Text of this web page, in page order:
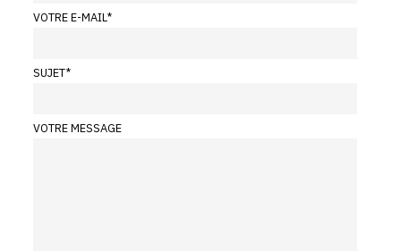
VOTRE E-MAIL*
SUJET*
VOTRE MESSAGE